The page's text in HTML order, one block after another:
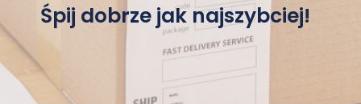
Śpij dobrze jak najszybciej!